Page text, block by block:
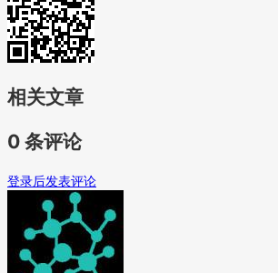
相关文章
0 条评论
登录后发表评论